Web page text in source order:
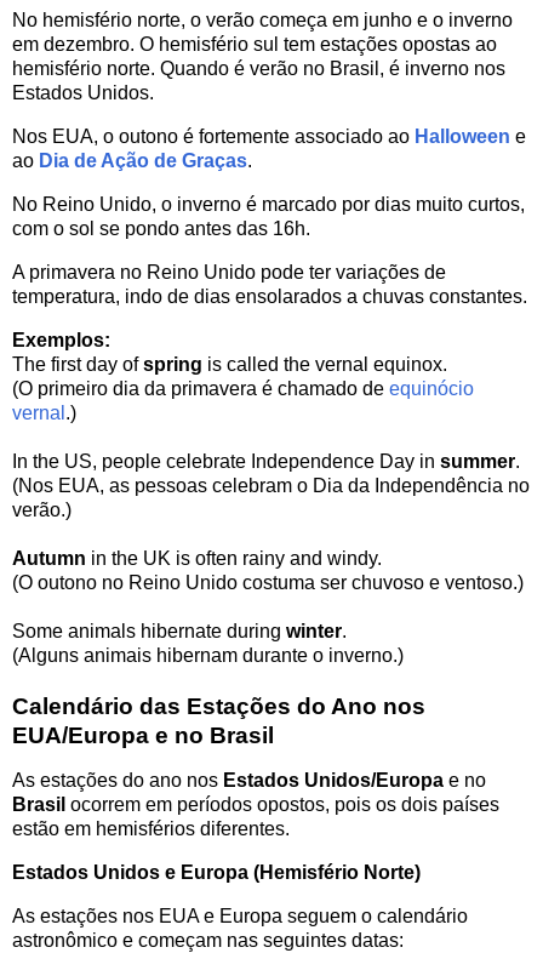
No hemisfério norte, o verão começa em junho e o inverno
em dezembro. O hemisfério sul tem estações opostas ao
hemisfério norte. Quando é verão no Brasil, é inverno nos
Estados Unidos.
Nos EUA, o outono é fortemente associado ao Halloween e
ao Dia de Ação de Graças.
No Reino Unido, o inverno é marcado por dias muito curtos,
com o sol se pondo antes das 16h.
A primavera no Reino Unido pode ter variações de
temperatura, indo de dias ensolarados a chuvas constantes.
Exemplos:
The first day ofspring is called the vernal equinox.
(O primeiro dia da primavera é chamado de equinócio
vernal .)
In the US, people celebrate Independence Day in summer.
(Nos EUA, as pessoas celebram o Dia da Independência no
verão.)
Autumn in the UK is often rainy and windy.
(O outono no Reino Unido costuma ser chuvoso e ventoso.)
Some animals hibernate during winter.
(Alguns animais hibernam durante o inverno.)
Calendário das Estações do Ano nos
EUA/Europa e no Brasil
As estações do ano nos Estados Unidos/Europa e no
Brasil ocorrem em períodos opostos, pois os dois países
estão em hemisférios diferentes.
Estados Unidos e Europa (Hemisfério Norte)
As estações nos EUA e Europa seguem o calendário
astronômico e começam nas seguintes datas: